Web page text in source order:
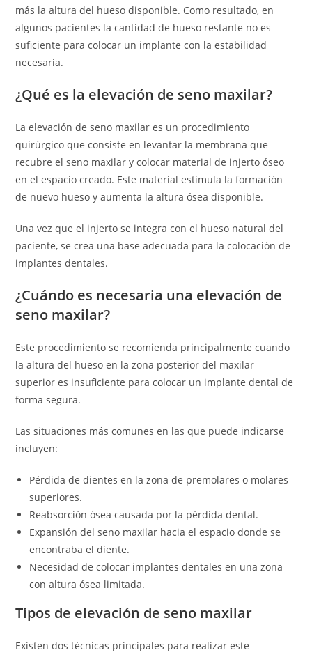
más la altura del hueso disponible. Como resultado, en
algunos pacientes la cantidad de hueso restante no es
suficiente para colocar un implante con la estabilidad
necesaria.
¿Qué es la elevación de seno maxilar?
La elevación de seno maxilar es un procedimiento
quirúrgico que consiste en levantar la membrana que
recubre el seno maxilar y colocar material de injerto óseo
en el espacio creado. Este material estimula la formación
de nuevo hueso y aumenta la altura ósea disponible.
Una vez que el injerto se integra con el hueso natural del
paciente, se crea una base adecuada para la colocación de
implantes dentales.
¿Cuándo es necesaria una elevación de
seno maxilar?
Este procedimiento se recomienda principalmente cuando
la altura del hueso en la zona posterior del maxilar
superior es insuficiente para colocar un implante dental de
forma segura.
Las situaciones más comunes en las que puede indicarse
incluyen:
Pérdida de dientes en la zona de premolares o molares
superiores.
Reabsorción ósea causada por la pérdida dental.
Expansión del seno maxilar hacia el espacio donde se
encontraba el diente.
Necesidad de colocar implantes dentales en una zona
con altura ósea limitada.
Tipos de elevación de seno maxilar
Existen dos técnicas principales para realizar este